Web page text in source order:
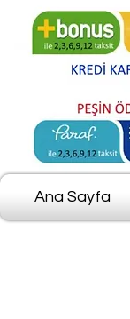
Ana Sayfa